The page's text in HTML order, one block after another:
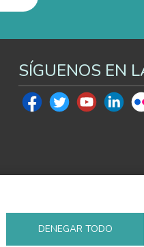
SÍGUENOS EN
DENEGAR TODO